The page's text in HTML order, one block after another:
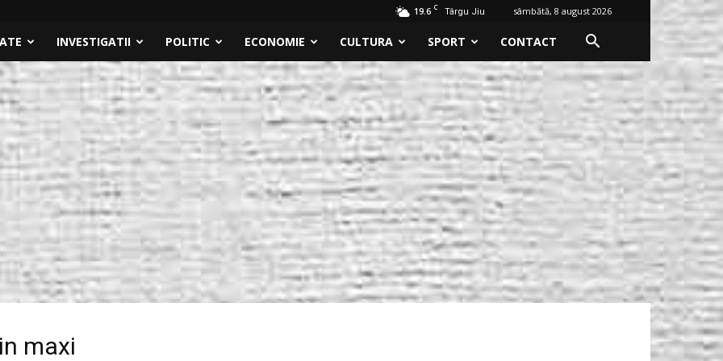
19.6 C Târgu Jiu sâmbătă, 8 august 2026
INVESTIGATII POLITIC ECONOMIE CULTURA SPORT CONTACT
maxi